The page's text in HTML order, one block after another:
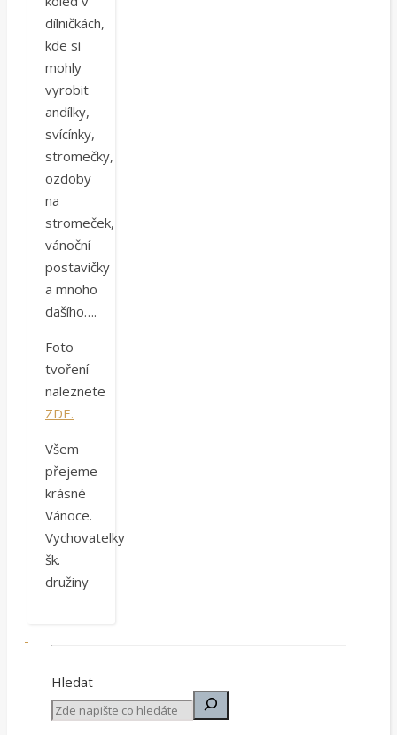
dílničkách,
kde si
mohly
vyrobit
andílky,
svícínky,
stromečky,
ozdoby
na
stromeček,
vánoční
postavičky
a mnoho
dašího….
Foto
tvoření
naleznete
ZDE.
Všem
přejeme
krásné
Vánoce.
Vychovatelky
šk.
družiny
Hledat